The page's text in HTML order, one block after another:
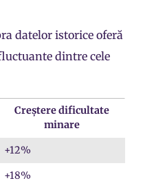
datelor istorice oferă
dintre cele
Creștere dificultate
minare
+12%
+18%